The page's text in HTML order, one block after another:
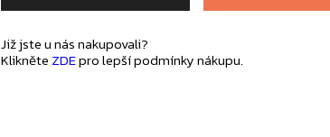
Již jste u nás nakupovali?
Klikněte ZDEpro lepší podmínky nákupu.